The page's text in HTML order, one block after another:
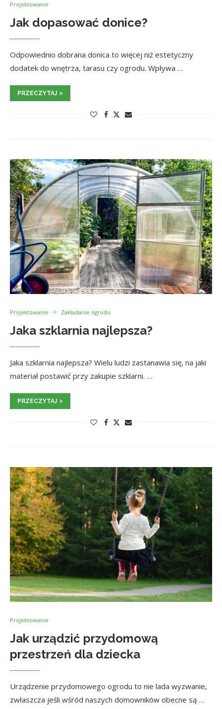
Projektowanie
Jak dopasować donice?
Odpowiednio dobrana donica to więcej niż estetyczny
dodatek do wnętrza, tarasu czy ogrodu. Wpływa …
PRZECZYTAJ
Projektowanie Zakładanie ogrodu
Jaka szklarnia najlepsza?
Jaka szklarnia najlepsza? Wielu ludzi zastanawia się, na jaki
materiał postawić przy zakupie szklarni. …
PRZECZYTAJ
Projektowanie
Jak urządzić przydomową
przestrzeń dla dziecka
Urządzenie przydomowego ogrodu to nie lada wyzwanie,
zwłaszcza jeśli wśród naszych domowników obecne są …